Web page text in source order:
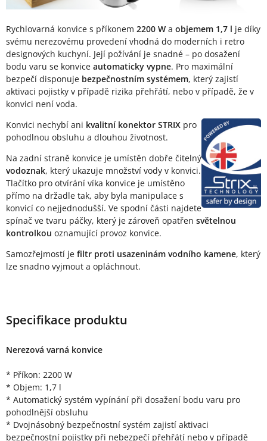
Rychlovarná konvice s příkonem 2200 W a objemem 1,7 l je díky
svému nerezovému provedení vhodná do moderních i retro
designových kuchyní. Její požívání je snadné – po dosažení
bodu varu se konvice automaticky vypne. Pro maximální
bezpečí disponuje bezpečnostním systémem, který zajistí
aktivaci pojistky v případě rizika přehřátí, nebo v případě, že v
konvici není voda.
Konvici nechybí ani kvalitní konektor STRIX pro
pohodlnou obsluhu a dlouhou životnost.
Na zadní straně konvice je umístěn dobře čitelný
vodoznak, který ukazuje množství vody v konvici.
Tlačítko pro otvírání víka konvice je umístěno
přímo na držadle tak, aby byla manipulace s
konvicí co nejjednodušší. Ve spodní části najdete
spínač ve tvaru páčky, který je zároveň opatřen světelnou
kontrolkou oznamující provoz konvice.
Samozřejmostí je filtr proti usazeninám vodního kamene, který
lze snadno vyjmout a opláchnout.
Specifikace produktu
Nerezová varná konvice
* Příkon: 2200 W
* Objem: 1,7 l
* Automatický systém vypínání při dosažení bodu varu pro
pohodlnější obsluhu
* Dvojnásobný bezpečnostní systém zajistí aktivaci
bezpečnostní pojistky při nebezpečí přehřátí nebo v případě